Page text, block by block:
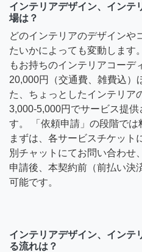
インテリアデザイン、インテ
場は？
どのインテリアのデザインや
たいかによっても変動します
もお持ちのインテリアコーデ
20,000円（交通費、雑費込）
た、ちょっとしたインテリア
3,000-5,000円でサービス提供
す。 「依頼申請」の段階では
まずは、各サービスチケット
別チャットにてお問い合わ
申請後、本契約前（前払い決
可能です。
インテリアデザイン、インテ
る流れは？